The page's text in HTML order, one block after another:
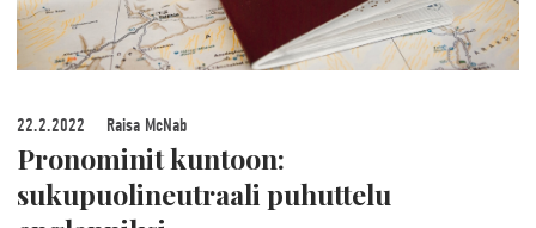
22.2.2022 Raisa McNab
Pronominit kuntoon:
sukupuolineutraali puhuttelu